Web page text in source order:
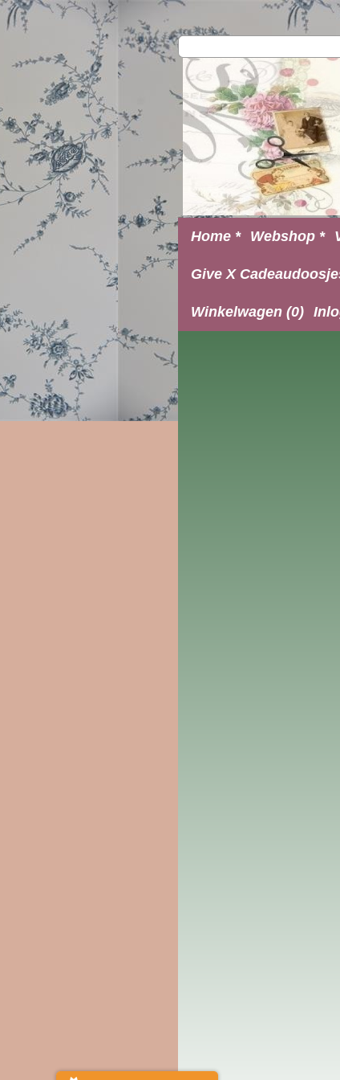
Home * Webshop *
Give X
Winkelwagen (0)